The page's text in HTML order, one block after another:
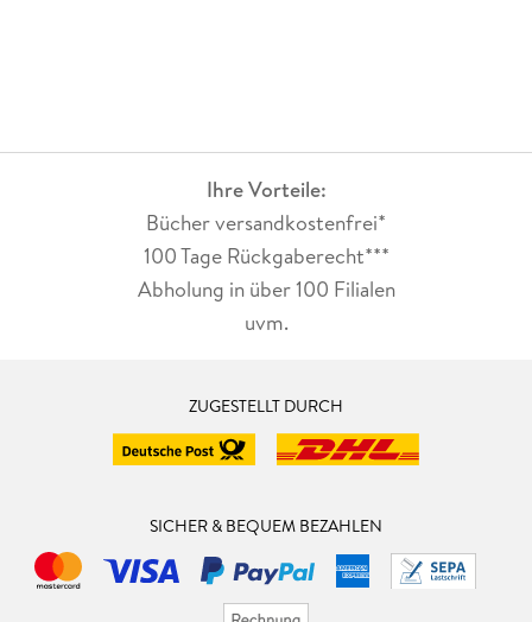
Ihre Vorteile:
Bücher versandkostenfrei*
100 Tage Rückgaberecht***
Abholung in über 100 Filialen
uvm.
ZUGESTELLT DURCH
SICHER & BEQUEM BEZAHLEN